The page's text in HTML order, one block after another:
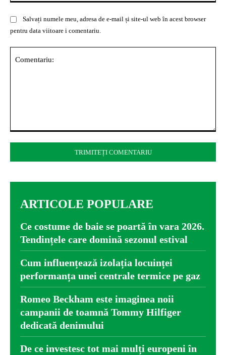
Salvați numele meu, adresa de e-mail și site-ul web în acest browser
pentru data viitoare i comentariu.
ARTICOLE POPULARE
Ce costume de baie se poartă în vara 2026.
Tendințele care domină sezonul estival
Cum influențează izolația locuinței
performanța unei centrale termice pe gaz
Romeo Beckham este imaginea noii
campanii de toamnă Tommy Hilfiger
dedicată denimului
De ce investesc tot mai mulți europeni în